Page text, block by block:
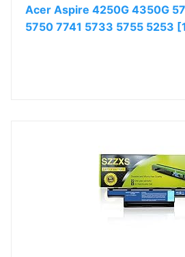
Acer Aspire 4250G 4350G
5750 7741 5733 5755 5253